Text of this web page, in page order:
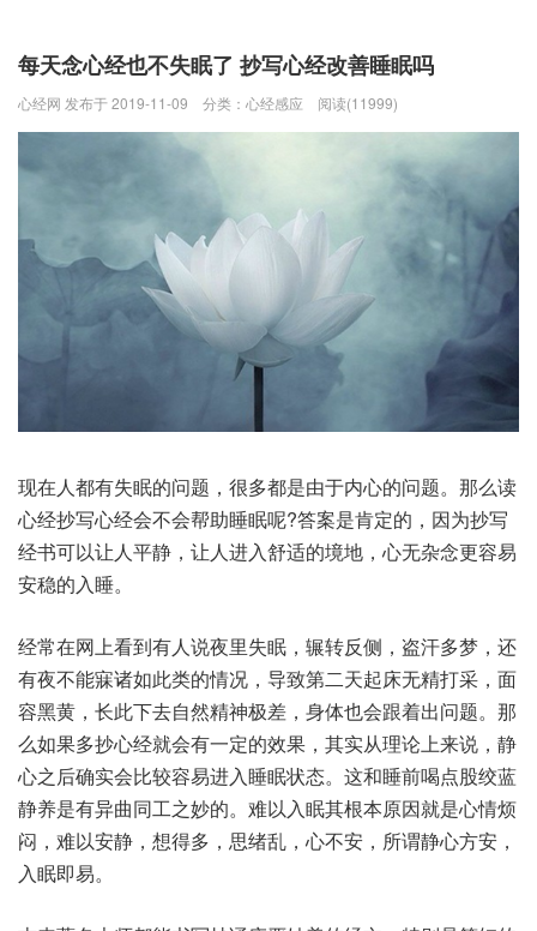
每天念心经也不失眠了 抄写心经改善睡眠吗
心经网 发布于 2019-11-09 分类： 心经感应 阅读(11999)
现在人都有失眠的问题，很多都是由于内心的问题。那么读
心经抄写心经会不会帮助睡眠呢?答案是肯定的，因为抄写
经书可以让人平静，让人进入舒适的境地，心无杂念更容易
安稳的入睡。
经常在网上看到有人说夜里失眠，辗转反侧，盗汗多梦，还
有夜不能寐诸如此类的情况，导致第二天起床无精打采，面
容黑黄，长此下去自然精神极差，身体也会跟着出问题。那
么如果多抄心经就会有一定的效果，其实从理论上来说，静
心之后确实会比较容易进入睡眠状态。这和睡前喝点股绞蓝
静养是有异曲同工之妙的。难以入眠其根本原因就是心情烦
闷，难以安静，想得多，思绪乱，心不安，所谓静心方安，
入眠即易。